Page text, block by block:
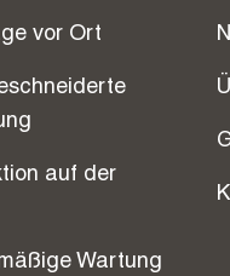
vor Ort
auf der
Wartung